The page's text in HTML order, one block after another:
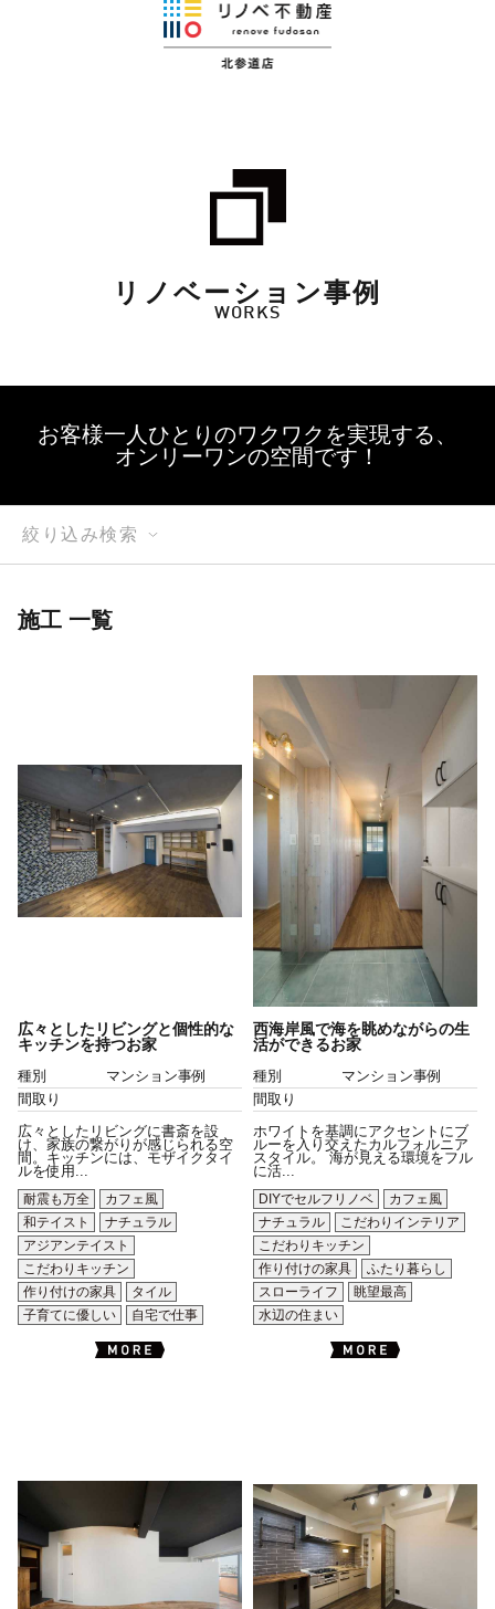
リノベーション事例
WORKS
お客様一人ひとりのワクワクを実現する、
オンリーワンの空間です！
絞り込み検索
施工 一覧
広々としたリビングと個性的な
キッチンを持つお家
種別
マンション事例
間取り
広々としたリビングに書斎を設
け、家族の繋がりが感じられる空
間。キッチンには、モザイクタイ
ルを使用...
耐震も万全
カフェ風
和テイスト
ナチュラル
アジアンテイスト
こだわりキッチン
作り付けの家具
タイル
子育てに優しい
自宅で仕事
西海岸風で海を眺めながらの生
活ができるお家
種別
マンション事例
間取り
ホワイトを基調にアクセントにブ
ルーを入り交えたカルフォルニア
スタイル。 海が見える環境をフル
に活...
DIYでセルフリノベ
カフェ風
ナチュラル
こだわりインテリア
こだわりキッチン
作り付けの家具
ふたり暮らし
スローライフ
眺望最高
水辺の住まい